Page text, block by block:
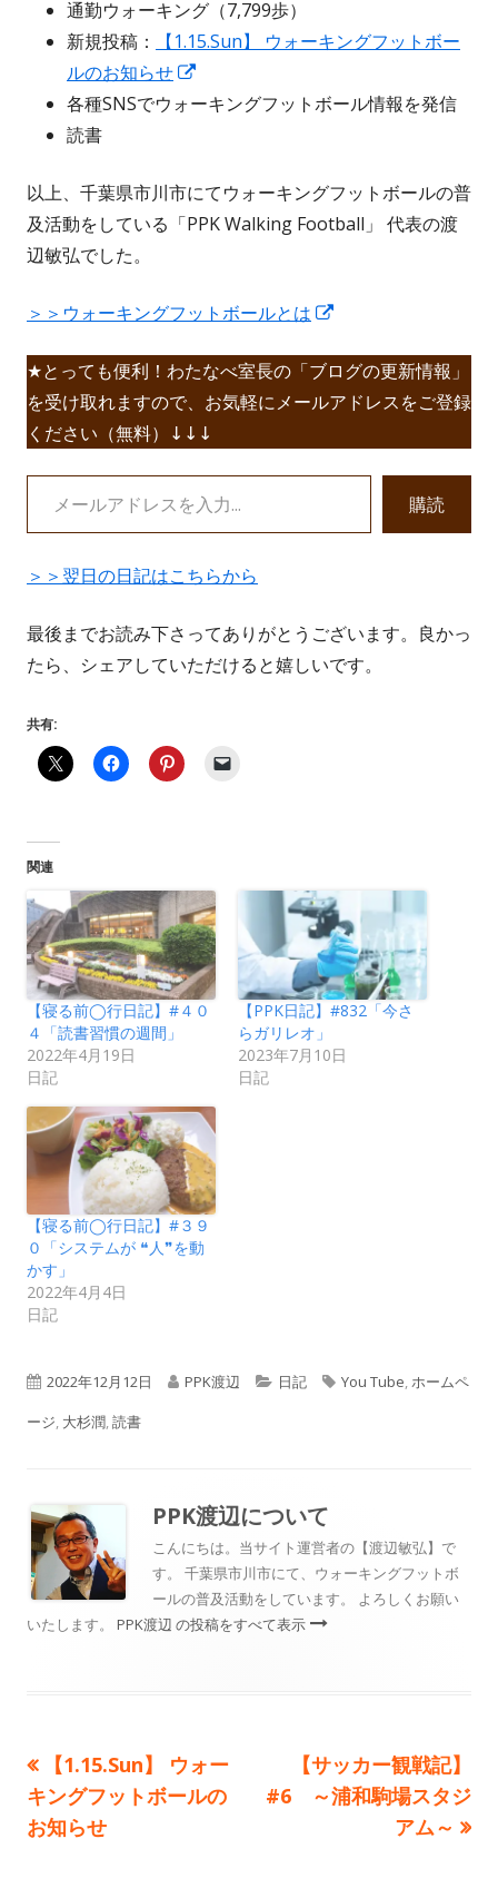
開
き
ま
す
通勤ウォーキング（7,799歩）
新規投稿：
【1.15.Sun】 ウォーキングフットボー
ルのお知らせ
し
ィ
ン
で
開
き
ま
す
各種SNSでウォーキングフットボール情報を発信
読書
以上、千葉県市川市にてウォーキングフットボールの普
及活動をしている「PPK Walking Football」 代表の渡
辺敏弘でした。
＞＞ウォーキングフットボールとは
い
ウ
ウ
き
ま
★とっても便利！わたなべ室長の「ブログの更新情報」
を受け取れますので、お気軽にメールアドレスをご登録
ください（無料）↓↓↓
メールアドレスを入力...
購読
＞＞翌日の日記はこちらから
最後までお読み下さってありがとうございます。良かっ
たら、シェアしていただけると嬉しいです。
共有:
関連
【寝る前◯行日記】#４０
４「読書習慣の週間」
2022年4月19日
日記
【PPK日記】#832「今さ
らガリレオ」
2023年7月10日
日記
【寝る前◯行日記】#３９
０「システムが ❝人❞を動
かす」
2022年4月4日
日記
公
開
2022年12月12日
作
PPK渡辺
カ
ー
日記
タ
You Tube,ホームペ
ージ, 大杉潤,読書
PPK渡辺について
こんにちは。当サイト運営者の【渡辺敏弘】で
す。 千葉県市川市にて、ウォーキングフットボ
ールの普及活動をしています。 よろしくお願い
いたします。 PPK渡辺 の投稿をすべて表示
投
稿
前
の
記
【1.15.Sun】 ウォー
キングフットボールの
お知らせ
次
の
【サッカー観戦記】
#6 ～浦和駒場スタジ
アム～